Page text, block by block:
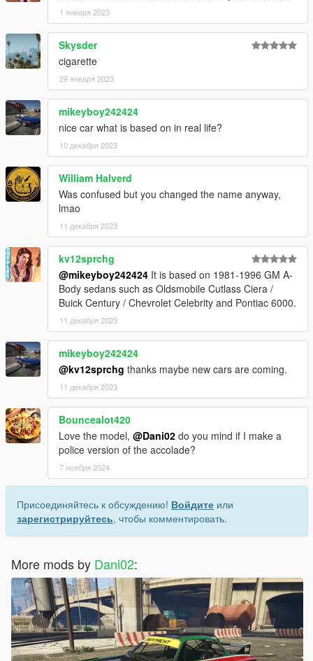
1 января 2023
Skysder
cigarette
29 января 2023
mikeyboy242424
nice car what is based on in real life?
10 декабря 2023
William Halverd
Was confused but you changed the name anyway,
lmao
11 декабря 2023
kv12sprchg
@mikeyboy242424 It is based on 1981-1996 GM A-
Body sedans such as Oldsmobile Cutlass Ciera /
Buick Century / Chevrolet Celebrity and Pontiac 6000.
11 декабря 2023
mikeyboy242424
@kv12sprchg thanks maybe new cars are coming.
11 декабря 2023
Bouncealot420
Love the model, @Dani02 do you mind if I make a
police version of the accolade?
7 ноября 2024
Присоединяйтесь к обсуждению! Войдите или
зарегистрируйтесь, чтобы комментировать.
More mods by Dani02: